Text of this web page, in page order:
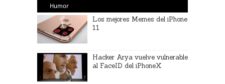
Humor
Los mejores Memes del iPhone
11
Hacker Arya vuelve vulnerable
al FaceID del iPhoneX